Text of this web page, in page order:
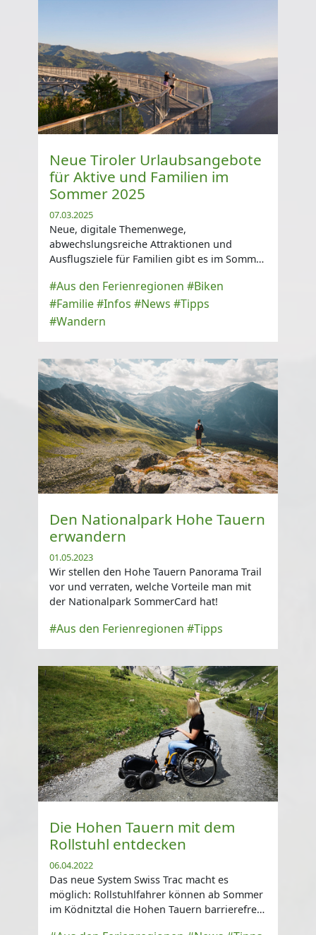
Neue Tiroler Urlaubsangebote
für Aktive und Familien im
Sommer 2025
07.03.2025
Neue, digitale Themenwege,
abwechslungsreiche Attraktionen und
Ausflugsziele für Familien gibt es im Sommer
#Aus den Ferienregionen #Biken
#Familie#Infos #News #Tipps
#Wandern
Den Nationalpark Hohe Tauern
erwandern
01.05.2023
Wir stellen den Hohe Tauern Panorama Trail
vor und verraten, welche Vorteile man mit
der Nationalpark SommerCard hat!
#Aus den Ferienregionen #Tipps
Die Hohen Tauern mit dem
Rollstuhl entdecken
06.04.2022
Das neue System Swiss Trac macht es
möglich: Rollstuhlfahrer können ab Sommer
im Ködnitztal die Hohen Tauern barrierefrei